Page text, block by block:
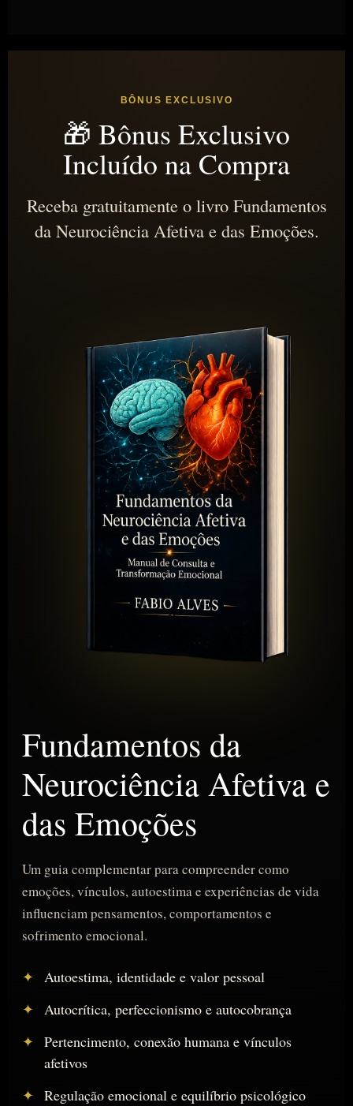
BÔNUS EXCLUSIVO
🎁 Bônus Exclusivo
Incluído na Compra
Receba gratuitamente o livro Fundamentos
da Neurociência Afetiva e das Emoções.
Fundamentos da
Neurociência Afetiva e
das Emoções
Um guia complementar para compreender como
emoções, vínculos, autoestima e experiências de vida
influenciam pensamentos, comportamentos e
sofrimento emocional.
Autoestima, identidade e valor pessoal
Autocrítica, perfeccionismo e autocobrança
Pertencimento, conexão humana e vínculos
afetivos
Regulação emocional e equilíbrio psicológico